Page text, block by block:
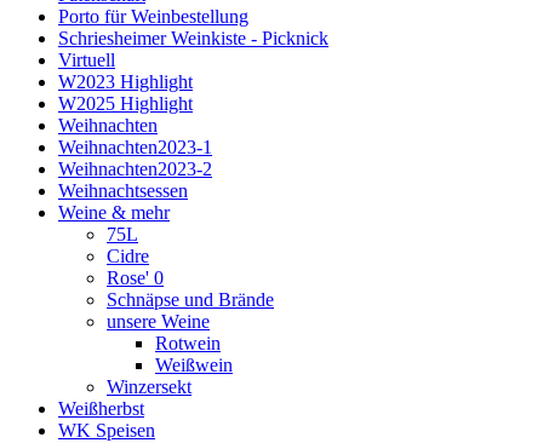
Porto für Weinbestellung
Schriesheimer Weinkiste - Picknick
Virtuell
W2023 Highlight
W2025 Highlight
Weihnachten
Weihnachten2023-1
Weihnachten2023-2
Weihnachtsessen
Weine & mehr
75L
Cidre
Rose' 0
Schnäpse und Brände
unsere Weine
Rotwein
Weißwein
Winzersekt
Weißherbst
WK Speisen